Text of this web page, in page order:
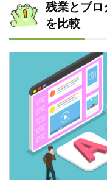
残業とブロ
を比較